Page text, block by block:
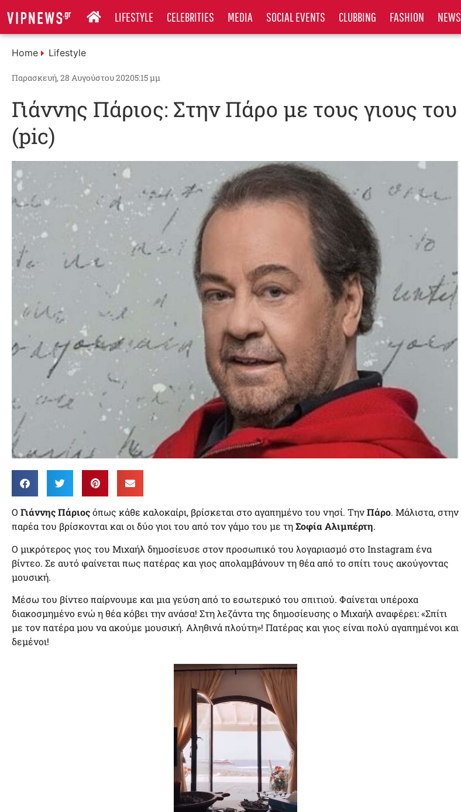
LIFESTYLE CELEBRITIES MEDIA SOCIAL EVENTS CLUBBING FASHION NEWS
Home Lifestyle
Παρασκευή, 28 Αυγούστου 20205:15 μμ
Γιάννης Πάριος: Στην Πάρο με τους γιους του
(pic)
O Γιάννης Πάριοςόπως κάθε καλοκαίρι, βρίσκεται στο αγαπημένο του νησί. ΤηνΠάρο. Μάλιστα, στην
παρέα του βρίσκονται και οι δύο γιοι του από τον γάμο του με τηΣοφία Αλιμπέρτη.
Ο μικρότερος γιος του Μιχαήλ δημοσίευσε στον προσωπικό του λογαριασμό στο Instagram ένα
βίντεο. Σε αυτό φαίνεται πως πατέρας και γιος απολαμβάνουν τη θέα από το σπίτι τους ακούγοντας
μουσική.
Μέσω του βίντεο παίρνουμε και μια γεύση από το εσωτερικό του σπιτιού. Φαίνεται υπέροχα
διακοσμημένο ενώ η θέα κόβει την ανάσα! Στη λεζάντα της δημοσίευσης ο Μιχαήλ αναφέρει: «Σπίτι
με τον πατέρα μου να ακούμε μουσική. Αληθινά πλούτη»! Πατέρας και γιος είναι πολύ αγαπημένοι και
δεμένοι!